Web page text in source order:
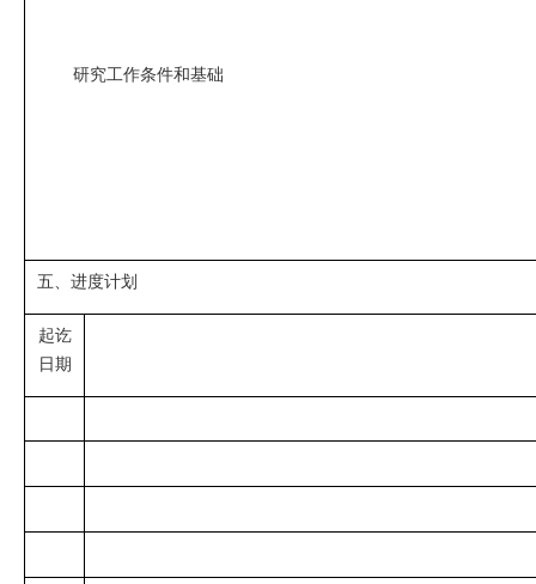
研究工作条件和基础
五、进度计划
起讫
日期